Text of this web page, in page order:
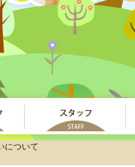
について